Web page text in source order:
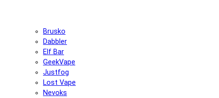
Brusko
Dabbler
Elf Bar
GeekVape
Justfog
Lost Vape
Nevoks